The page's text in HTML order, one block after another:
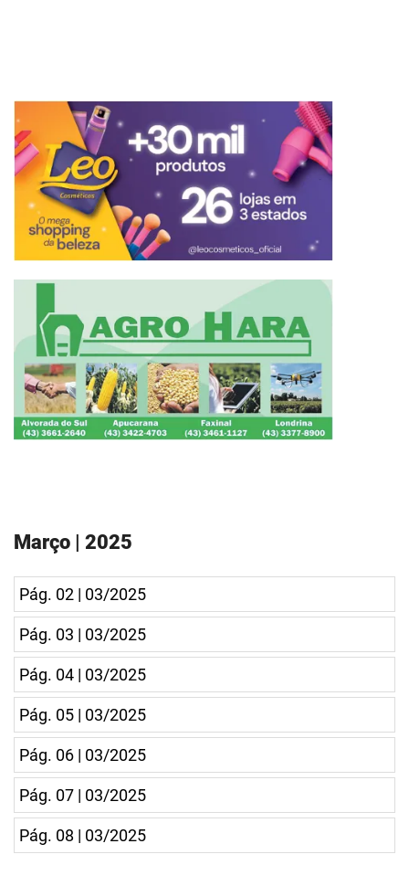
Março | 2025
Pág. 02 | 03/2025
Pág. 03 | 03/2025
Pág. 04 | 03/2025
Pág. 05 | 03/2025
Pág. 06 | 03/2025
Pág. 07 | 03/2025
Pág. 08 | 03/2025